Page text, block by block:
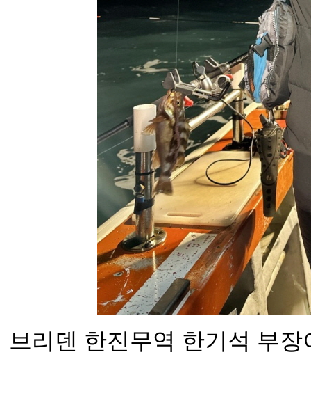
브리덴 한진무역 한기석 부